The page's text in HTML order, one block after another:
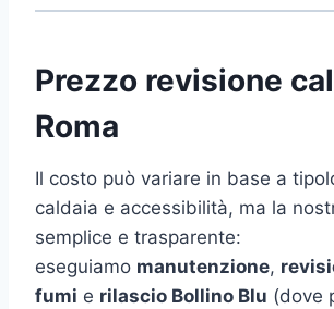
Prezzo revisione
Roma
Il costo può variare in base a
caldaia e accessibilità, ma la
semplice e trasparente:
eseguiamo manutenzione,
fumi e rilascio Bollino Blu (dove